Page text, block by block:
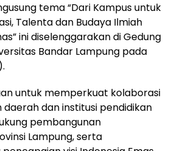
tema “Dari Kampus untuk
Talenta dan Budaya Ilmiah
ini diselenggarakan di Gedung
Bandar Lampung pada
untuk memperkuat kolaborasi
dan institusi pendidikan
pembangunan
Lampung, serta